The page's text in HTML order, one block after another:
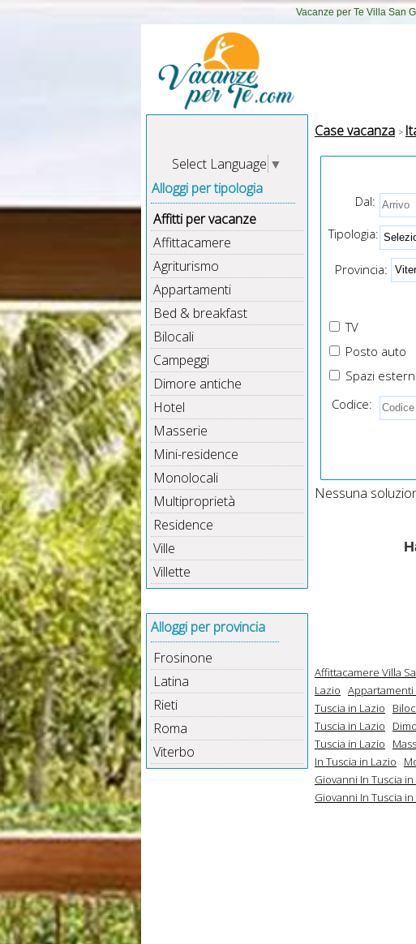
Vacanze per Te Villa San
Select Language ▼
Alloggi per tipologia
Affitti per vacanze
Affittacamere
Agriturismo
Appartamenti
Bed & breakfast
Bilocali
Campeggi
Dimore antiche
Hotel
Masserie
Mini-residence
Monolocali
Multiproprietà
Residence
Ville
Villette
Alloggi per provincia
Frosinone
Latina
Rieti
Roma
Viterbo
Case vacanza
Dal:
Tipologia:
Provincia:
TV
Posto auto
Spazi
Codice:
Nessuna
Affittacamere Villa
Lazio Appartamenti
Tuscia in Lazio
Tuscia in Lazio
Tuscia in Lazio
In Tuscia in Lazio
Giovanni In Tuscia
Giovanni In Tuscia